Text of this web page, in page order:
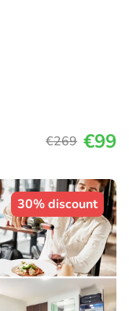
€269 €99
30% discount